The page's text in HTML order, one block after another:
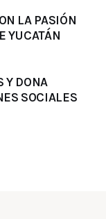
LA PASIÓN
YUCATÁN
Y DONA
SOCIALES